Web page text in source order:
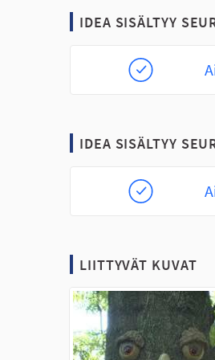
IDEA SISÄLTYY
IDEA SISÄLTYY
LIITTYVÄT KUVAT